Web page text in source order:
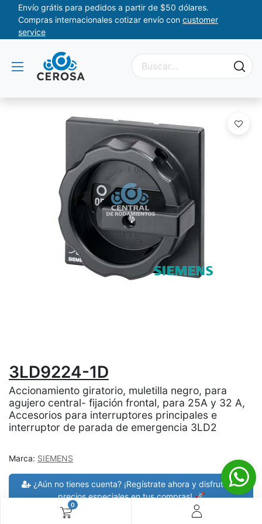
0
Envío grátis para pedidos a partir de $50 dólares.
Compras internacionales cotizar envío con customer
service
3LD9224-1D
Accionamiento giratorio, muletilla negro, para
agujero central- fijación frontal, para 25A y 32 A,
Accesorios para interruptores principales e
interruptor de parada de emergencia 3LD2
Marca: SIEMENS
¿Aún no tienes cuenta? ¡Regístrate ahora y disfruta de
precios especiales en tus compras! 🚀